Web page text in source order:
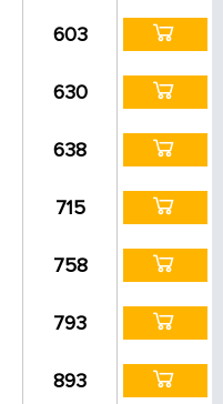
603
630
638
715
758
793
893